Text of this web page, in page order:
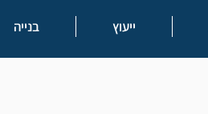
ייעוץ בנייה